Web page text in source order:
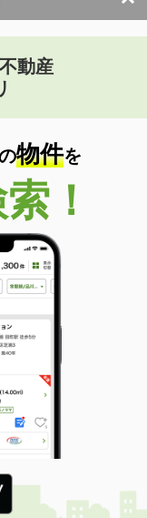
動産
物件を
！